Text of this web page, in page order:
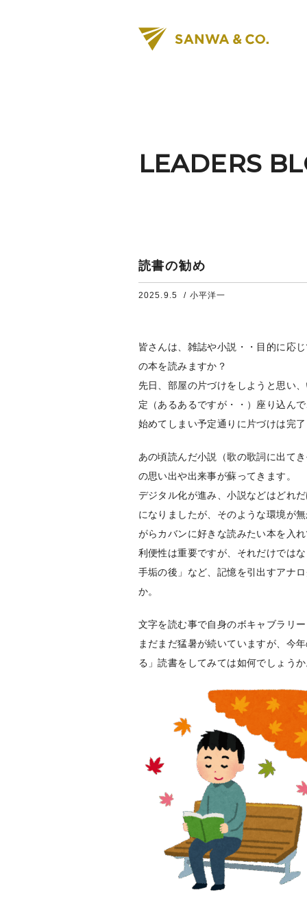
LEADERS
読書の勧め
2025.9.5 / 小平洋一
皆さんは、雑誌や小説・・目的に応
の本を読みますか？
先日、部屋の片づけをしようと思い
定（あるあるですが・・）座り込ん
始めてしまい予定通りに片づけは完
あの頃読んだ小説（歌の歌詞に出て
の思い出や出来事が蘇ってきます。
デジタル化が進み、小説などはどれ
になりましたが、そのような環境が
がらカバンに好きな読みたい本を入
利便性は重要ですが、それだけでは
手垢の後」など、記憶を引出すアナ
か。
文字を読む事で自身のボキャブラリ
まだまだ猛暑が続いていますが、今
る」読書をしてみては如何でしょうか